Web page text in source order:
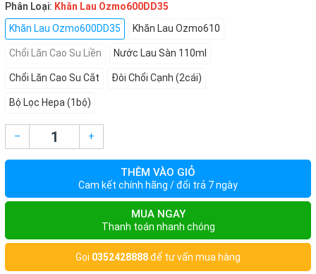
Phân Loại: Khăn Lau Ozmo600DD35
Khăn Lau Ozmo600DD35
Khăn Lau Ozmo610
Chổi Lăn Cao Su Liền Nước Lau Sàn 110ml
Chổi Lăn Cao Su Cắt Đôi Chổi Cạnh (2cái)
Bộ Lọc Hepa (1bộ)
– +
THÊM VÀO GIỎ
Cam kết chính hãng / đổi trả 7 ngày
MUA NGAY
Thanh toán nhanh chóng
Gọi 0352428888để tư vấn mua hàng